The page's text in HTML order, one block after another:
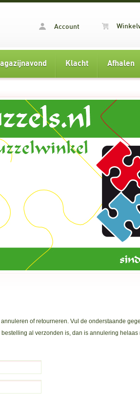
Account
Klacht Afhalen
of retourneren. Vul de onderstaande
al verzonden is, dan is annulering